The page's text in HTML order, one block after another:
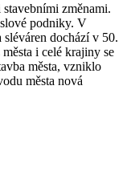
změnami.
podniky. V
dochází v 50.
i celé krajiny se
města, vzniklo
města nová